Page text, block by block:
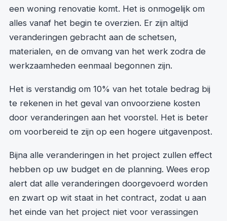
een woning renovatie komt. Het is onmogelijk om
alles vanaf het begin te overzien. Er zijn altijd
veranderingen gebracht aan de schetsen,
materialen, en de omvang van het werk zodra de
werkzaamheden eenmaal begonnen zijn.
Het is verstandig om 10% van het totale bedrag bij
te rekenen in het geval van onvoorziene kosten
door veranderingen aan het voorstel. Het is beter
om voorbereid te zijn op een hogere uitgavenpost.
Bijna alle veranderingen in het project zullen effect
hebben op uw budget en de planning. Wees erop
alert dat alle veranderingen doorgevoerd worden
en zwart op wit staat in het contract, zodat u aan
het einde van het project niet voor verassingen